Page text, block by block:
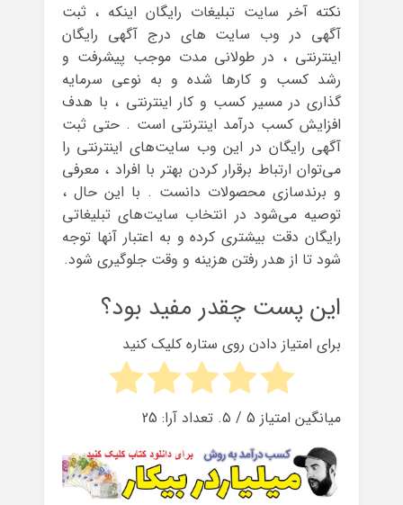
نکته آخر سایت تبلیغات رایگان اینکه ، ثبت
آگهی در وب سایت های درج آگهی رایگان
اینترنتی ، در طولانی مدت موجب پیشرفت و
رشد کسب و کارها شده و به نوعی سرمایه
گذاری در مسیر کسب و کار اینترنتی ، با هدف
افزایش کسب درآمد اینترنتی است . حتی ثبت
آگهی رایگان در این وب سایت‌های اینترنتی را
می‌توان ارتباط برقرار کردن بهتر با افراد ، معرفی
و برند‌سازی محصولات دانست . با این حال ،
توصیه می‌شود در انتخاب سایت‌های تبلیغاتی
رایگان دقت بیشتری کرده و به اعتبار آنها توجه
شود تا از هدر رفتن هزینه و وقت جلوگیری شود.
این پست چقدر مفید بود؟
برای امتیاز دادن روی ستاره کلیک کنید
میانگین امتیاز 5/ ۵. تعداد آرا: 25